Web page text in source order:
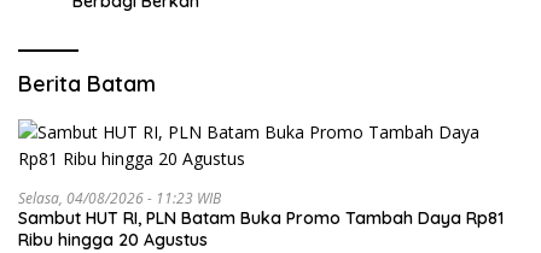
Berita Batam
Selasa, 04/08/2026 - 11:23 WIB
Sambut HUT RI, PLN Batam Buka Promo Tambah Daya Rp81
Ribu hingga 20 Agustus